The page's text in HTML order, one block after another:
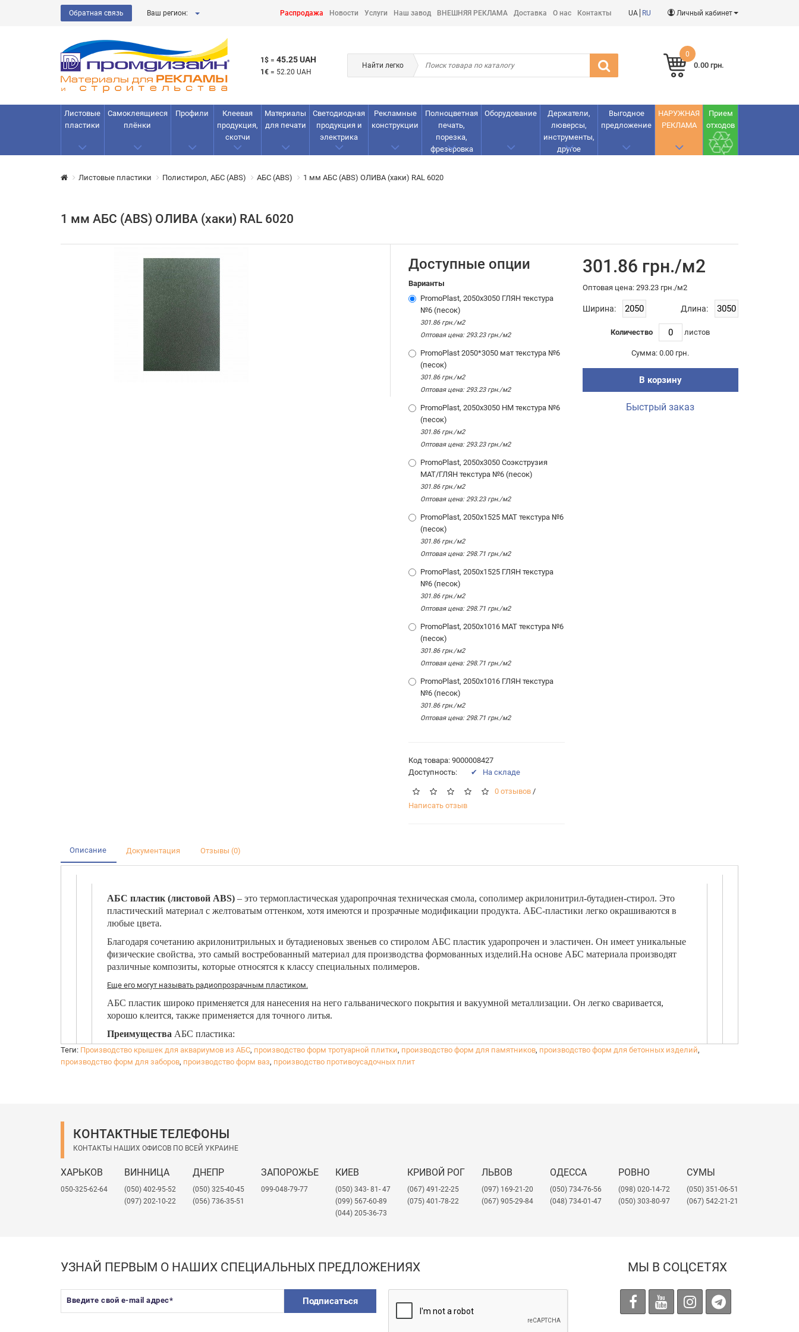
Обратная связь Ваш регион: Распродажа Новости Услуги Наш завод ВНЕШНЯЯ РЕКЛАМА Доставка О нас Контакты UA RU Личный кабинет
1$ = 45.25 UAH
1€ = 52.20 UAH
Найти легко
0
0.00 грн.
Листовые
пластики
Самоклеящиеся
плёнки
Профили
Клеевая
продукция,
скотчи
Материалы
для печати
Светодиодная
продукция и
электрика
Рекламные
конструкции
Полноцветная
печать,
порезка,
фрезеровка
Оборудование
Держатели,
люверсы,
инструменты,
другое
Выгодное
предложение
НАРУЖНАЯ
РЕКЛАМА
Прием
отходов
Листовые пластики Полистирол, АБС (ABS) АБС (ABS) 1 мм АБС (ABS) ОЛИВА (хаки) RAL 6020
1 мм АБС (ABS) ОЛИВА (хаки) RAL 6020
Доступные опции
Варианты
PromoPlast, 2050х3050 ГЛЯН текстура
№6 (песок)
301.86 грн./м2
Оптовая цена: 293.23 грн./м2
PromoPlast 2050*3050 мат текстура №6
(песок)
301.86 грн./м2
Оптовая цена: 293.23 грн./м2
PromoPlast, 2050х3050 НМ текстура №6
(песок)
301.86 грн./м2
Оптовая цена: 293.23 грн./м2
PromoPlast, 2050х3050 Соэкструзия
МАТ/ГЛЯН текстура №6 (песок)
301.86 грн./м2
Оптовая цена: 293.23 грн./м2
PromoPlast, 2050х1525 МАТ текстура №6
(песок)
301.86 грн./м2
Оптовая цена: 298.71 грн./м2
PromoPlast, 2050х1525 ГЛЯН текстура
№6 (песок)
301.86 грн./м2
Оптовая цена: 298.71 грн./м2
PromoPlast, 2050х1016 МАТ текстура №6
(песок)
301.86 грн./м2
Оптовая цена: 298.71 грн./м2
PromoPlast, 2050х1016 ГЛЯН текстура
№6 (песок)
301.86 грн./м2
Оптовая цена: 298.71 грн./м2
Код товара: 9000008427
Доступность:
✔ На складе
0 отзывов /
Написать отзыв
301.86 грн./м2
Оптовая цена: 293.23 грн./м2
Ширина: Длина:
Количество листов
Сумма: 0.00 грн.
В корзину
Быстрый заказ
Описание Документация Отзывы (0)
АБС пластик (листовой ABS) – это термопластическая ударопрочная техническая смола, сополимер акрилонитрил-бутадиен-стирол. Это
пластический материал с желтоватым оттенком, хотя имеются и прозрачные модификации продукта. АБС-пластики легко окрашиваются в
любые цвета.
Благодаря сочетанию акрилонитрильных и бутадиеновых звеньев со стиролом АБС пластик ударопрочен и эластичен. Он имеет уникальные
физические свойства, это самый востребованный материал для производства формованных изделий.На основе АБС материала производят
различные композиты, которые относятся к классу специальных полимеров.
Еще его могут называть радиопрозрачным пластиком.
АБС пластик широко применяется для нанесения на него гальванического покрытия и вакуумной металлизации. Он легко сваривается,
хорошо клеится, также применяется для точного литья.
Преимущества АБС пластика:
высокая стабильность размеров;
устойчивость к щелочам;
невысокая устойчивость к ультрафиолетовому излучению;
растворимость в бензоле, ацетоне, эфире, анизоле, анилине, этилхлориде и этиленхлориде;
невысокая устойчивость к атмосферным воздействиям;
В зависимости от пожеланий клиента компания Промдизайн может выпустить под заказ листы необходимого размера, цвета, поверхности
Теги: Производство крышек для аквариумов из АБС, производство форм тротуарной плитки, производство форм для памятников, производство форм для бетонных изделий,
производство форм для заборов, производство форм ваз, производство противоусадочных плит
КОНТАКТНЫЕ ТЕЛЕФОНЫ
КОНТАКТЫ НАШИХ ОФИСОВ ПО ВСЕЙ УКРАИНЕ
ХАРЬКОВ
050-325-62-64
ВИННИЦА
(050) 402-95-52
(097) 202-10-22
ДНЕПР
(050) 325-40-45
(056) 736-35-51
ЗАПОРОЖЬЕ
099-048-79-77
КИЕВ
(050) 343- 81- 47
(099) 567-60-89
(044) 205-36-73
КРИВОЙ РОГ
(067) 491-22-25
(075) 401-78-22
ЛЬВОВ
​(097) 169-21-20
(067) 905-29-84
ОДЕССА
(050) 734-76-56
(048) 734-01-47
РОВНО
(098) 020-14-72
(050) 303-80-97
СУМЫ
(050) 351-06-51
(067) 542-21-21
УЗНАЙ ПЕРВЫМ О НАШИХ СПЕЦИАЛЬНЫХ ПРЕДЛОЖЕНИЯХ
Введите свой e-mail адрес* Подписаться
МЫ В СОЦСЕТЯХ